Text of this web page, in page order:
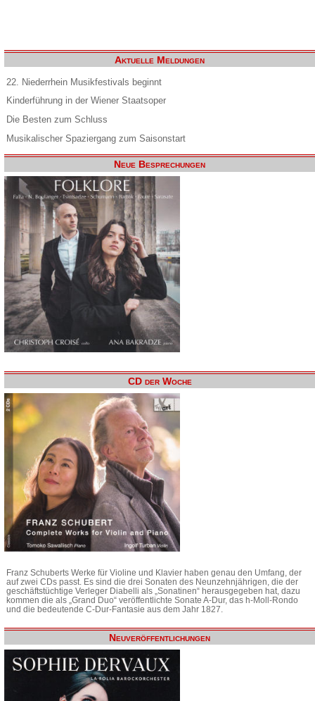
Aktuelle Meldungen
22. Niederrhein Musikfestivals beginnt
Kinderführung in der Wiener Staatsoper
Die Besten zum Schluss
Musikalischer Spaziergang zum Saisonstart
Neue Besprechungen
CD der Woche
Franz Schuberts Werke für Violine und Klavier haben genau den Umfang, der
auf zwei CDs passt. Es sind die drei Sonaten des Neunzehnjährigen, die der
geschäftstüchtige Verleger Diabelli als „Sonatinen“ herausgegeben hat, dazu
kommen die als „Grand Duo“ veröffentlichte Sonate A-Dur, das h-Moll-Rondo
und die bedeutende C-Dur-Fantasie aus dem Jahr 1827.
Neuveröffentlichungen